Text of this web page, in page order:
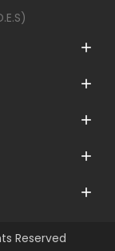





Reserved